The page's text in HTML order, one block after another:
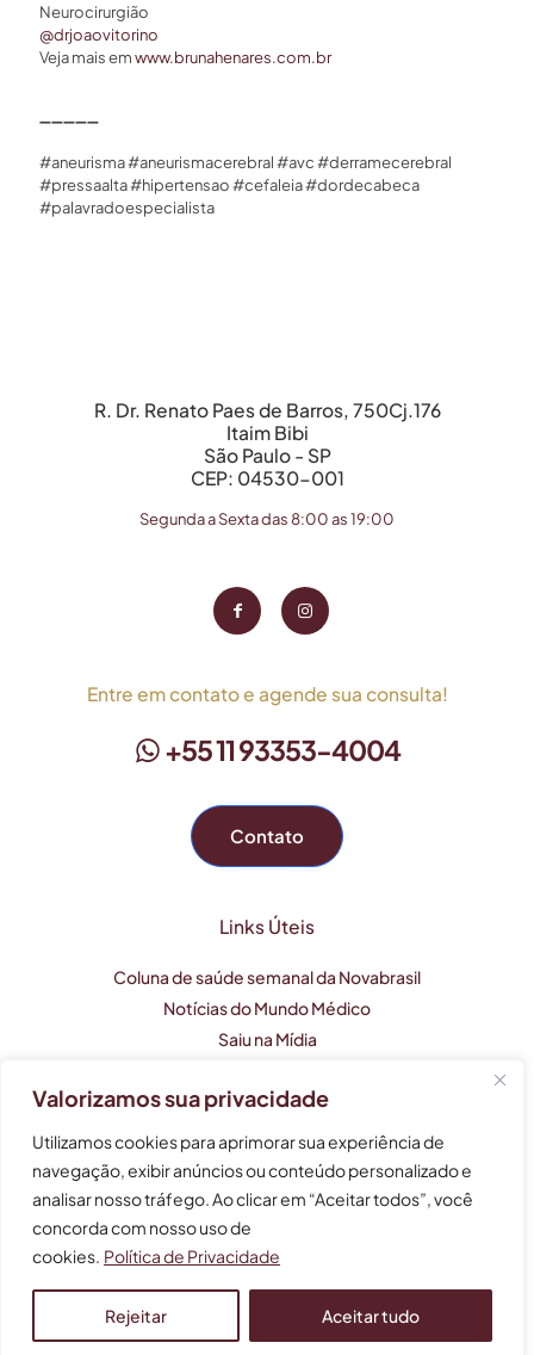
Valorizamos sua privacidade
Utilizamos cookies para aprimorar sua experiência de
navegação, exibir anúncios ou conteúdo personalizado e
analisar nosso tráfego. Ao clicar em “Aceitar todos”, você
concorda com nosso uso de
cookies. Política de Privacidade
Rejeitar Aceitar tudo
Neurocirurgião ⁣
@drjoaovitorino⁣
Veja mais emwww.brunahenares.com.br
➖➖➖➖➖
#aneurisma #aneurismacerebral #avc #derramecerebral
#pressaalta #hipertensao #cefaleia #dordecabeca
⁣#palavradoespecialista
R. Dr. Renato Paes de Barros, 750Cj.176
Itaim Bibi
São Paulo - SP
CEP: 04530-001
Segunda a Sexta das 8:00 as 19:00
Entre em contato e agende sua consulta!
+55 11 93353-4004
Contato
Links Úteis
Coluna de saúde semanal da Novabrasil
Notícias do Mundo Médico
Saiu na Mídia
Este perfil profissional tem caráter apenas informativo e
não substitui uma consulta médica.
As informações não devem ser usadas para auto-
tratamento, auto-diagnóstico e auto-medicação.
CRM 124.287. Todos os direitos reservados.
Agende sua consulta!